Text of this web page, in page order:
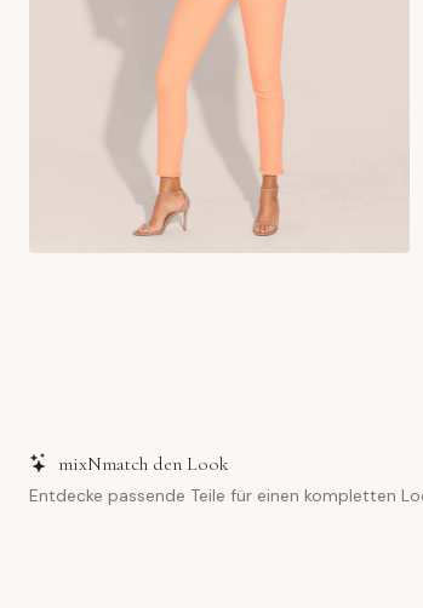
mixNmatch den Look
Entdecke passende Teile für einen kompletten